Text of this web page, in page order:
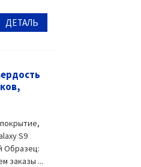
ДЕТАЛЬ
S9
Образец:
заказы ...